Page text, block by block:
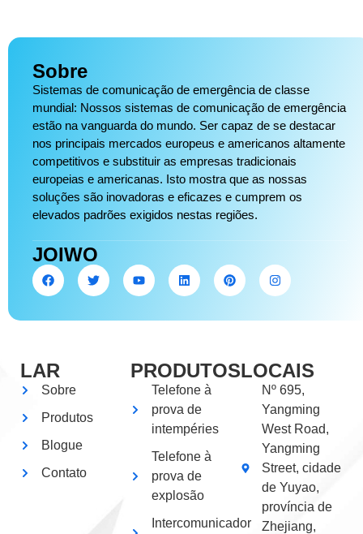
Sobre
Sistemas de comunicação de emergência de classe
mundial: Nossos sistemas de comunicação de emergência
estão na vanguarda do mundo. Ser capaz de se destacar
nos principais mercados europeus e americanos altamente
competitivos e substituir as empresas tradicionais
europeias e americanas. Isto mostra que as nossas
soluções são inovadoras e eficazes e cumprem os
elevados padrões exigidos nestas regiões.
JOIWO
LAR
Sobre
Produtos
Blogue
Contato
PRODUTOS
Telefone à
prova de
intempéries
Telefone à
prova de
explosão
Intercomunicador
LOCAIS
Nº 695,
Yangming
West Road,
Yangming
Street, cidade
de Yuyao,
província de
Zhejiang,